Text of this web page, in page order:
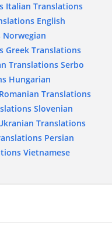
Italian Translations
English
Norwegian
Greek Translations
Translations Serbo
Hungarian
Romanian Translations
Slovenian
Translations
Persian
Vietnamese